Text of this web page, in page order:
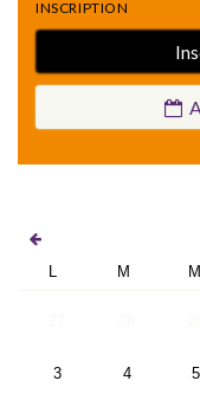
INSCRIPTION
L M M
3 4 5